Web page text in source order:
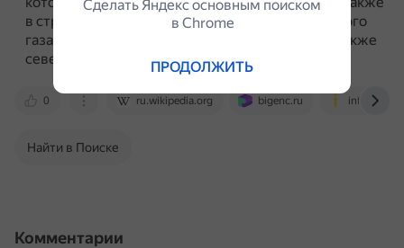
в стране есть месторождения нефти и природного
газа на юге, юго-востоке и на западе страны, а также
северо-восточнее Будапешта.
0 ru.wikipedia.org bigenc.ru infourok.ru
Найти в Поиске
Комментарии
Сделать Яндекс основным поиском
в Сhrome
ПРОДОЛЖИТЬ